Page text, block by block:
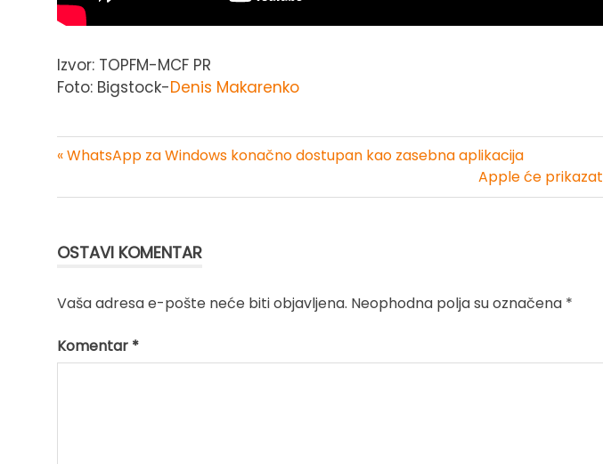
Izvor: TOPFM-MCF PR
Foto: Bigstock-Denis Makarenko
« WhatsApp za Windows konačno dostupan kao zasebna aplikacija
Apple će
OSTAVI KOMENTAR
Vaša adresa e-pošte neće biti objavljena. Neophodna polja su označena *
Komentar *